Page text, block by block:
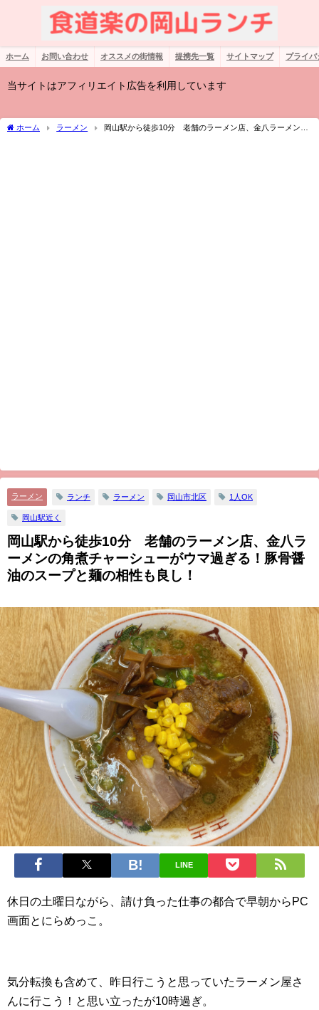
ホーム お問い合わせ オススメの街情報 提携先一覧 サイトマップ プライ
当サイトはアフィリエイト広告を利用しています
ホーム ラーメン
岡山駅から徒歩10分 老舗のラーメン店、金八ラーメンの
ラーメン ランチ ラーメン 岡山市北区 1人OK
岡山駅近く
岡山駅から徒歩10分 老舗のラーメン店、金八ラ
ーメンの角煮チャーシューがウマ過ぎる！豚骨醤
油のスープと麺の相性も良し！
LINE
休日の土曜日ながら、請け負った仕事の都合で早朝からPC
画面とにらめっこ。
気分転換も含めて、昨日行こうと思っていたラーメン屋さ
んに行こう！と思い立ったが10時過ぎ。